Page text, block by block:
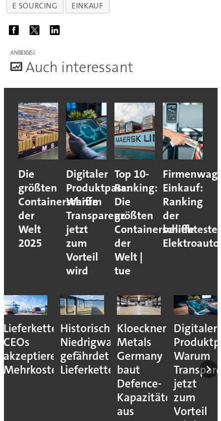
E SOURCING
EINKAUF
ANZEIGE
Auch interessant
Die
größten
Containerschiffe
der
Welt
2025
Digitaler
Produktpass:
Warum
Transparenz
jetzt
zum
Vorteil
wird
Top 10-
Ranking:
Die
größten
Containerschiffe
der
Welt |
tue
Einkauf:
Ranking
der
Kloeckner
Metals
Germany
baut
Digitaler
Produktpass:
Warum
Transparenz
Die
größten
Brauereien
weltweit
Schluss
mit
So
steigern
Sie Ihre
OEE um